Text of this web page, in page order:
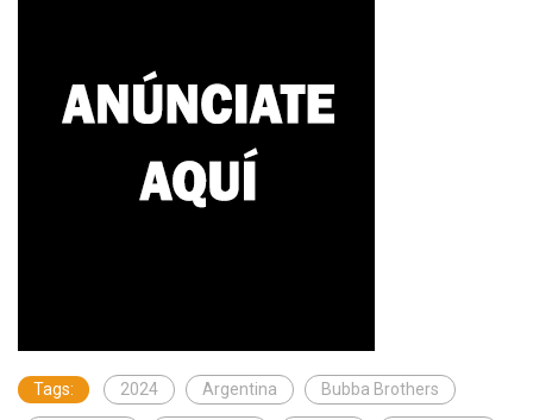
Tags: 2024 Argentina Bubba Brothers